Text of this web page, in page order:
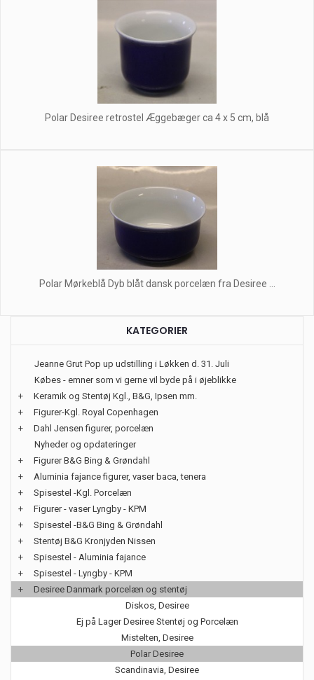
Polar Desiree retrostel Æggebæger ca 4 x 5 cm, blå
Polar Mørkeblå Dyb blåt dansk porcelæn fra Desiree ...
KATEGORIER
Jeanne Grut Pop up udstilling i Løkken d. 31. Juli
Købes - emner som vi gerne vil byde på i øjeblikke
+
Keramik og Stentøj Kgl., B&G, Ipsen mm.
+
Figurer-Kgl. Royal Copenhagen
+
Dahl Jensen figurer, porcelæn
Nyheder og opdateringer
+
Figurer B&G Bing & Grøndahl
+
Aluminia fajance figurer, vaser baca, tenera
+
Spisestel -Kgl. Porcelæn
+
Figurer - vaser Lyngby - KPM
+
Spisestel -B&G Bing & Grøndahl
+
Stentøj B&G Kronjyden Nissen
+
Spisestel - Aluminia fajance
+
Spisestel - Lyngby - KPM
+
Desiree Danmark porcelæn og stentøj
Diskos, Desiree
Ej på Lager Desiree Stentøj og Porcelæn
Mistelten, Desiree
Polar Desiree
Scandinavia, Desiree